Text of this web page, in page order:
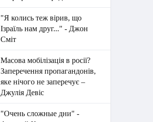
"Я колись теж вірив, що
Ізраїль нам друг..." - Джон
Сміт
Масова мобілізація в росії?
Заперечення пропагандонів,
яке нічого не заперечує –
Джулія Девіс
"Очень сложные дни" -